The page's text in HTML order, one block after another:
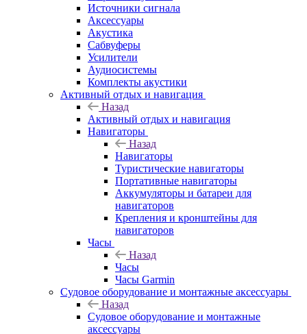
Источники сигнала
Аксессуары
Акустика
Сабвуферы
Усилители
Аудиосистемы
Комплекты акустики
Активный отдых и навигация
Назад
Активный отдых и навигация
Навигаторы
Назад
Навигаторы
Туристические навигаторы
Портативные навигаторы
Аккумуляторы и батареи для
навигаторов
Крепления и кронштейны для
навигаторов
Часы
Назад
Часы
Часы Garmin
Судовое оборудование и монтажные аксессуары
Назад
Судовое оборудование и монтажные
аксессуары